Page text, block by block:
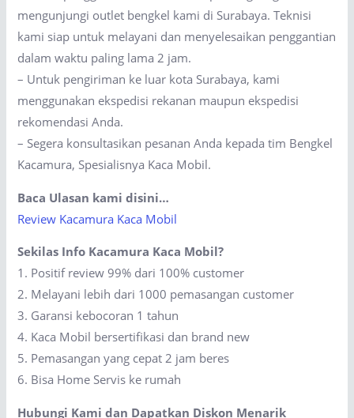
mengunjungi outlet bengkel kami di Surabaya. Teknisi
kami siap untuk melayani dan menyelesaikan penggantian
dalam waktu paling lama 2 jam.
– Untuk pengiriman ke luar kota Surabaya, kami
menggunakan ekspedisi rekanan maupun ekspedisi
rekomendasi Anda.
– Segera konsultasikan pesanan Anda kepada tim Bengkel
Kacamura, Spesialisnya Kaca Mobil.
Baca Ulasan kami disini…
Review Kacamura Kaca Mobil
Sekilas Info Kacamura Kaca Mobil?
1. Positif review 99% dari 100% customer
2. Melayani lebih dari 1000 pemasangan customer
3. Garansi kebocoran 1 tahun
4. Kaca Mobil bersertifikasi dan brand new
5. Pemasangan yang cepat 2 jam beres
6. Bisa Home Servis ke rumah
Hubungi Kami dan Dapatkan Diskon Menarik